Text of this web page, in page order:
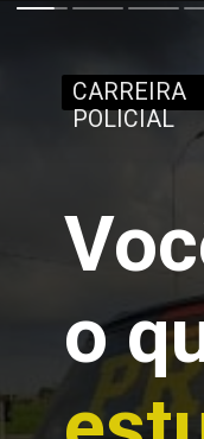
o
CARREIRA
POLICIAL